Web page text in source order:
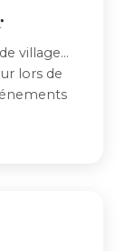
village...
lors de